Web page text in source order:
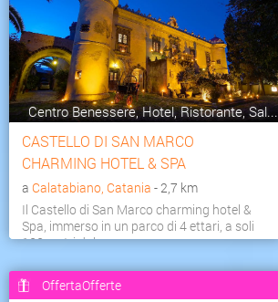
Centro Benessere, Hotel, Ristorante, Sal...
CASTELLO DI SAN MARCO
CHARMING HOTEL & SPA
a Calatabiano, Catania - 2,7 km
Il Castello di San Marco charming hotel &
Spa, immerso in un parco di 4 ettari, a soli
100 metri dal...
OffertaOfferte